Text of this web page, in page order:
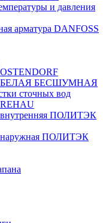
и давления
арматура DANFOSS
БЕЛАЯ БЕСШУМНАЯ
сточных вод
REHAU
внутренняя ПОЛИТЭК
наружная ПОЛИТЭК